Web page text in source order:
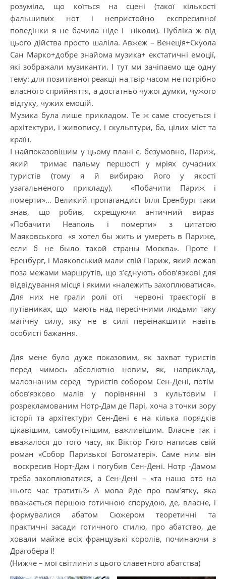
розуміла, що коїться на сцені (такої кількості
фальшивих нот і непристойно експресивної
поведінки я не бачила ніде і ніколи). Публіка ж від
цього дійства просто шаліла. Авжеж – Венеція+Скуола
Сан Марко+добре знайома музика+ екстатичні емоції,
які зображали музиканти. І тут ми зачіпаємо ще одну
тему: для позитивної реакції на твір часом не потрібно
власного сприйняття, а достатньо чужої думки, чужого
відгуку, чужих емоцій.
Музика була лише прикладом. Те ж саме стосується і
архітектури, і живопису, і скульптури, ба, цілих міст та
країн.
І найпоказовішим у цьому плані є, безумовно, Париж,
який тримає пальму першості у мріях сучасних
туристів (тому я й вибираю його у якості
узагальненого прикладу). «Побачити Париж і
померти»… Великий пропагандист Ілля Еренбург таки
знав, що робив, схрещуючи античний вираз
«Побачити Неаполь і померти» з цитатою
Маяковського «я хотел бы жить и умереть в Париже,
если б не было такой страны Москва». Проте і
Еренбург, і Маяковський мали свій Париж, який лежав
поза межами маршрутів, що з’єднують обов’язкові для
відвідування місця і якими «належить захоплюватися».
Для них не грали ролі оті червоні траєкторії в
путівниках, що мають над пересічними людьми таку
магічну силу, яку не в силі переінакшити навіть
особисті бажання.
Для мене було дуже показовим, як захват туристів
перед чимось абсолютно новим, як, наприклад,
малознаним серед туристів собором Сен-Дені, потім
обов’язково малів у порівнянні з культовим і
розрекламованим Нотр-Дам де Парі, хоча з точки зору
історії та архітектури Сен-Дені є на кілька порядків
цікавішим, самобутнішим, важливішим. Власне так і
вважалося до того часу, як Віктор Гюго написав свій
роман «Собор Паризької Богоматері». Саме ним він
воскресив Норт-Дам і погубив Сен-Дені. Нотр -Дамом
треба захоплюватися, а Сен-Дені – «та нашо ото на
нього час тратить?» А мова йде про пам’ятку, яка
вважається першою готичною спорудою, де, власне, і
формувалися абатом Сюжером теоретичні та
практичні засади готичного стилю, про абатство, де
ховали майже всіх французькі королів, починаючи з
Драгобера І!
(Нижче – мої світлини з цього славетного абатства)